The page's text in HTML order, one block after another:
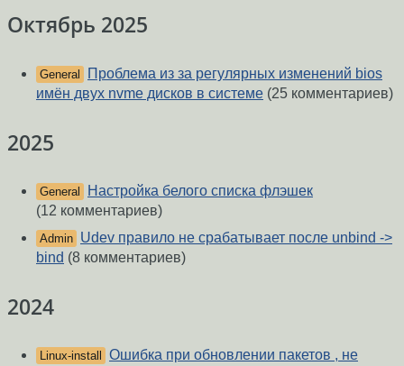
Октябрь 2025
General
Проблема из за регулярных изменений bios
имён двух nvme дисков в системе (25 комментариев)
2025
General
Настройка белого списка флэшек
(12 комментариев)
Admin Udev правило не срабатывает после unbind ->
bind (8 комментариев)
2024
Linux-install
Ошибка при обновлении пакетов , не